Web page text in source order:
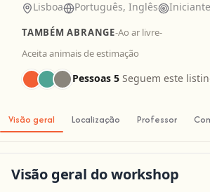
Lisboa Português, Inglês Iniciante
TAMBÉM ABRANGE-Ao ar livre-
Aceita animais de estimação
Pessoas 5 Seguem este
Visão geral Localização Professor
Visão geral do workshop